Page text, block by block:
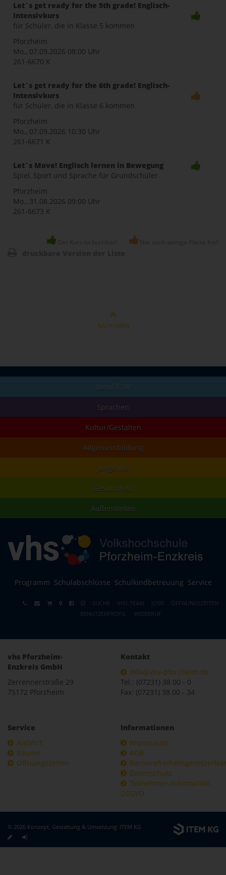
Let´s get ready for the 5th grade! Englisch-
Intensivkurs
für Schüler, die in Klasse 5 kommen
Pforzheim
Mo., 07.09.2026 08:00 Uhr
261-6670 K
Let´s get ready for the 6th grade! Englisch-
Intensivkurs
für Schüler, die in Klasse 6 kommen
Pforzheim
Mo., 07.09.2026 10:30 Uhr
261-6671 K
Let´s Move! Englisch lernen in Bewegung
Spiel, Sport und Sprache für Grundschüler
Pforzheim
Mo., 31.08.2026 09:00 Uhr
261-6673 K
NACH OBEN
Beruf/EDV
Sprachen
Kultur/Gestalten
Allgemeinbildung
junge vhs
Gesundheit
Außenstellen
Programm Schulabschlüsse Schulkindbetreuung Service
SUCHE VHS-TEAM JOBS
ÖFFNUNGSZEITEN
BENUTZERPROFIL
WIDERRUF
vhs Pforzheim-
Enzkreis GmbH
Zerrennerstraße 29
75172 Pforzheim
Kontakt
info@vhs-pforzheim.de
Tel.: (07231) 38 00 - 0
Fax: (07231) 38 00 - 34
Service
Anfahrt
Räume
Öffnungszeiten
Informationen
Impressum
AGB
Datenschutz
Teilnehmer-Information
DSGVO
© 2026 Konzept, Gestaltung & Umsetzung: ITEM KG